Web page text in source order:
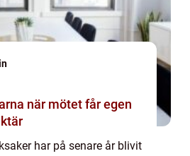
egen
har på senare år blivit